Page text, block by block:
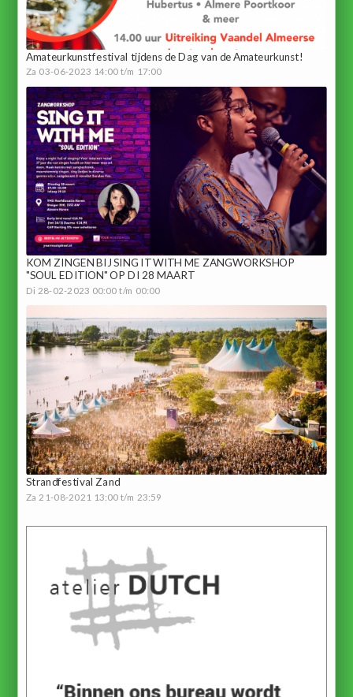
Amateurkunstfestival tijdens de Dag van de Amateurkunst!
Za 03-06-2023 14:00 t/m 17:00
KOM ZINGEN BIJ SING IT WITH ME ZANGWORKSHOP
"SOUL EDITION" OP DI 28 MAART
Di 28-02-2023 00:00 t/m 00:00
Strandfestival Zand
Za 21-08-2021 13:00 t/m 23:59